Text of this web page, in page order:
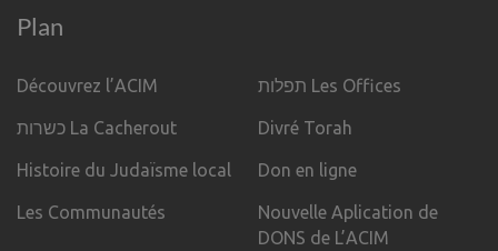
Plan
Découvrez l’ACIM
כשרות La Cacherout
Histoire du Judaïsme local
Les Communautés
תפלות Les Offices
Divré Torah
Don en ligne
Nouvelle Aplication de
DONS de L’ACIM